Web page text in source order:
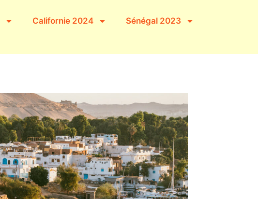
Californie 2024 Sénégal 2023